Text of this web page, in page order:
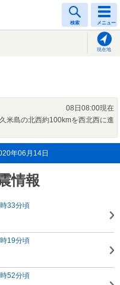
検索 メニュー
現在地
08日08:00現在
米島の北西約100kmを西北西に進
年06月14日
情報
33分頃
19分頃
52分頃